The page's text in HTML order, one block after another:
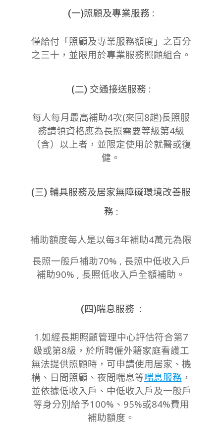
(一)照顧及專業服務 :
僅給付「照顧及專業服務額度」之百分
之三十，並限用於專業服務照顧組合。
(二) 交通接送服務 :
每人每月最高補助4次(來回8趟)長照服
務請領資格應為長照需要等級第4級
（含）以上者，並限定使用於就醫或復
健。
(三) 輔具服務及居家無障礙環境改善服
務 :
補助額度每人是以每3年補助4萬元為限
長照一般戶補助70% , 長照中低收入戶
補助90% , 長照低收入戶全額補助。
(四)喘息服務 :
1.如經長期照顧管理中心評估符合第7
級或第8級，於所聘僱外籍家庭看護工
無法提供照顧時，可申請使用居家、機
構、日間照顧、夜間喘息等喘息服務 ，
並依據低收入戶、中低收入戶及一般戶
等身分別給予100%、95%或84%費用
補助額度。